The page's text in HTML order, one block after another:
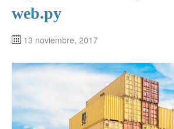
web.py
13 noviembre, 2017